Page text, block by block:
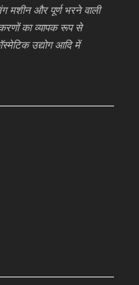
मशीन और पूर्ण भरने वाली
का व्यापक रूप से
उद्योग आदि में